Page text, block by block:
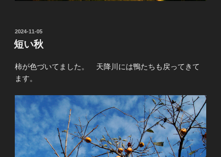
投
稿
日:
2024-11-05
短い秋
柿が色づいてました。 天降川には鴨たちも戻ってきて
ます。